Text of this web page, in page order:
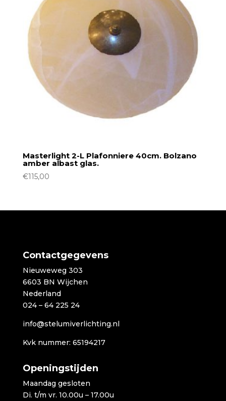
Masterlight 2-L Plafonniere 40cm. Bolzano
amber albast glas.
€115,00
Contactgegevens
Nieuweweg 303
6603 BN Wijchen
Nederland
024 – 64 225 24
info@stelumiverlichting.nl
Kvk nummer: 65194217
Openingstijden
Maandag gesloten
Di. t/m vr. 10.00u – 17.00u